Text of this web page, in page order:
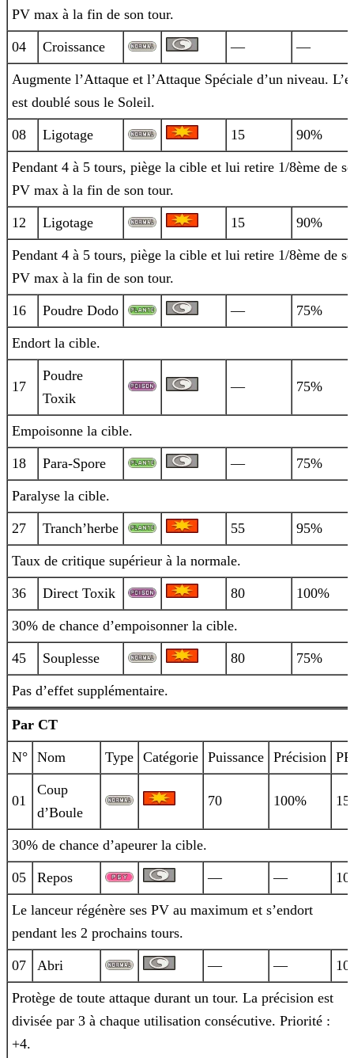
PV max à la fin de son tour.
04 Croissance — —
Augmente l’Attaque et l’Attaque Spéciale d’un niveau.
est doublé sous le Soleil.
08 Ligotage 15 90%
Pendant 4 à 5 tours, piège la cible et lui retire 1/8ème de
PV max à la fin de son tour.
12 Ligotage 15 90%
Pendant 4 à 5 tours, piège la cible et lui retire 1/8ème de
PV max à la fin de son tour.
16 Poudre Dodo — 75%
Endort la cible.
17
Poudre
Toxik
— 75%
Empoisonne la cible.
18 Para-Spore — 75%
Paralyse la cible.
27 Tranch’herbe 55 95%
Taux de critique supérieur à la normale.
36 Direct Toxik 80 100%
30% de chance d’empoisonner la cible.
45 Souplesse 80 75%
Pas d’effet supplémentaire.
Par CT
N° Nom Type Catégorie Puissance Précision PP
01
Coup
d’Boule
70 100% 15
30% de chance d’apeurer la cible.
05 Repos — — 10
Le lanceur régénère ses PV au maximum et s’endort
pendant les 2 prochains tours.
07 Abri — — 10
Protège de toute attaque durant un tour. La précision est
divisée par 3 à chaque utilisation consécutive. Priorité :
+4.